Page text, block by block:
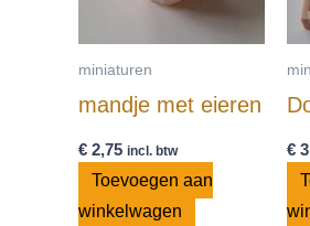
miniaturen
mandje met eieren
€ 2,75 incl. btw
Toevoegen aan
winkelwagen
€